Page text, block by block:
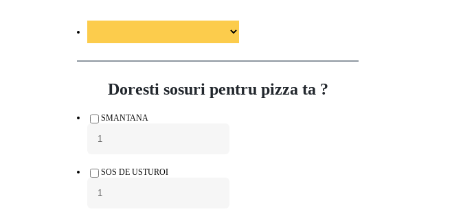
Doresti sosuri pentru pizza ta ?
SMANTANA
SOS DE USTUROI